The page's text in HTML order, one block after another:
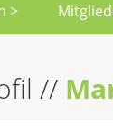
>
//